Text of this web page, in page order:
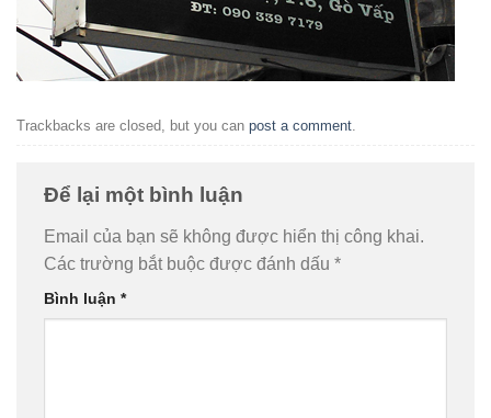
Trackbacks are closed, but you can post a comment
Để lại một bình luận
Email của bạn sẽ không được hiển thị công khai.
Các trường bắt buộc được đánh dấu *
Bình luận *